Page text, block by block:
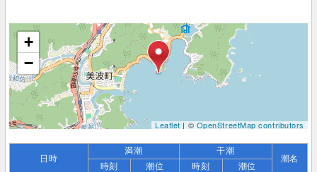
+
−
Leaflet| ©OpenStreetMap contributors
日時
満潮 干潮
潮名
時刻 潮位 時刻
潮位